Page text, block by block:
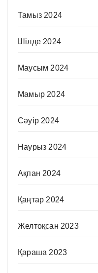
Тамыз 2024
Шілде 2024
Маусым 2024
Мамыр 2024
Сәуір 2024
Наурыз 2024
Ақпан 2024
Қаңтар 2024
Желтоқсан 2023
Қараша 2023